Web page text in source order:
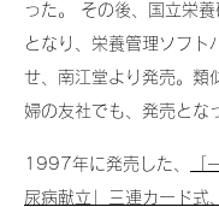
った。 その後、国立栄
となり、栄養管理ソフト
せ、南江堂より発売。類
婦の友社でも、発売とな
1997年に発売した、
「
尿病献立」三連カード式